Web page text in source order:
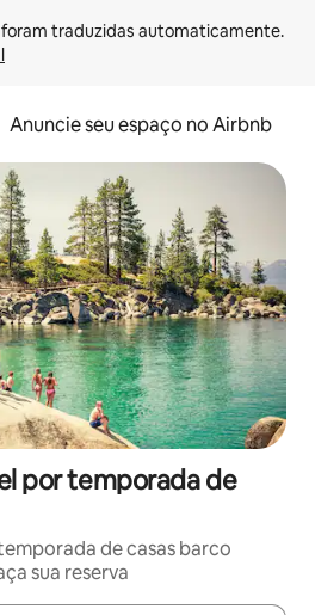
Anuncie seu espaço no Airbnb
por temporada de
de casas barco
sua reserva